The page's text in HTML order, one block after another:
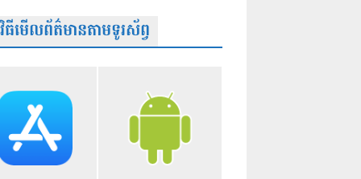
ធីមើលព័ត៌មានតាមទូរស័ព្វ